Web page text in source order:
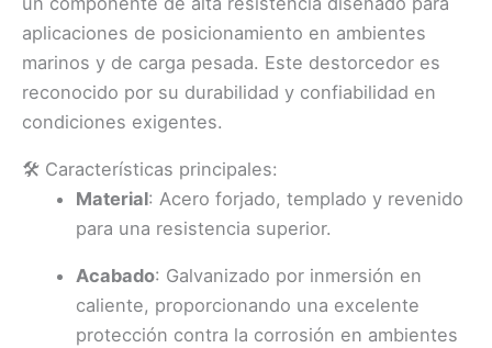
aplicaciones de posicionamiento en ambientes
marinos y de carga pesada. Este destorcedor es
reconocido por su durabilidad y confiabilidad en
condiciones exigentes.
🛠️ Características principales:
Material:Acero forjado, templado y revenido
para una resistencia superior.
Acabado: Galvanizado por inmersión en
caliente, proporcionando una excelente
protección contra la corrosión en ambientes